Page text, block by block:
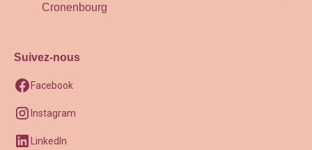
Cronenbourg
Suivez-nous
Facebook
Instagram
LinkedIn